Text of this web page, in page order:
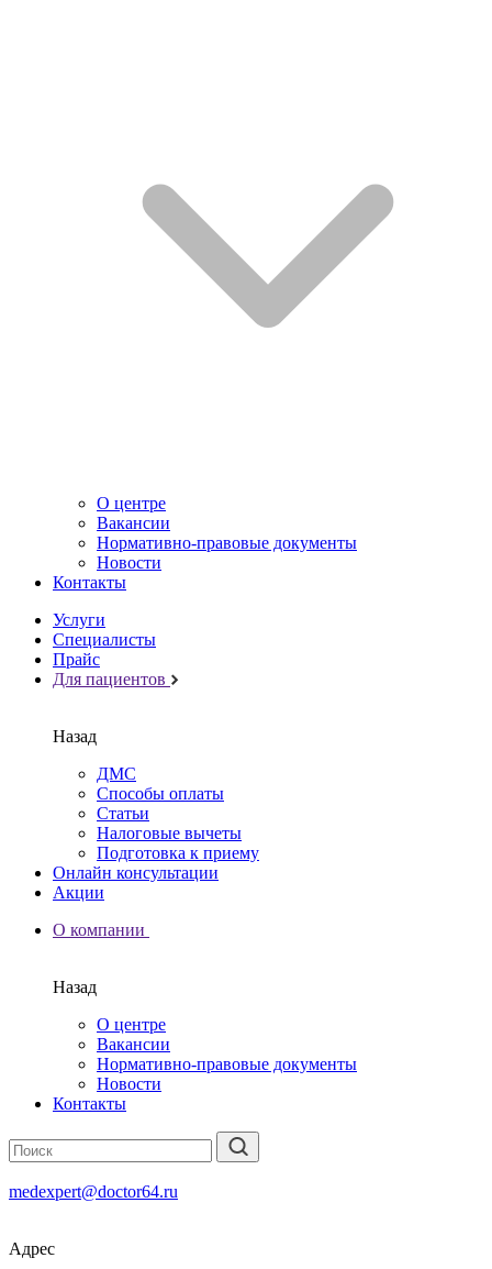
О центре
Вакансии
Нормативно-правовые документы
Новости
Контакты
Услуги
Специалисты
Прайс
Для пациентов
Назад
ДМС
Способы оплаты
Статьи
Налоговые вычеты
Подготовка к приему
Онлайн консультации
Акции
О компании
Назад
О центре
Вакансии
Нормативно-правовые документы
Новости
Контакты
medexpert@doctor64.ru
Адрес